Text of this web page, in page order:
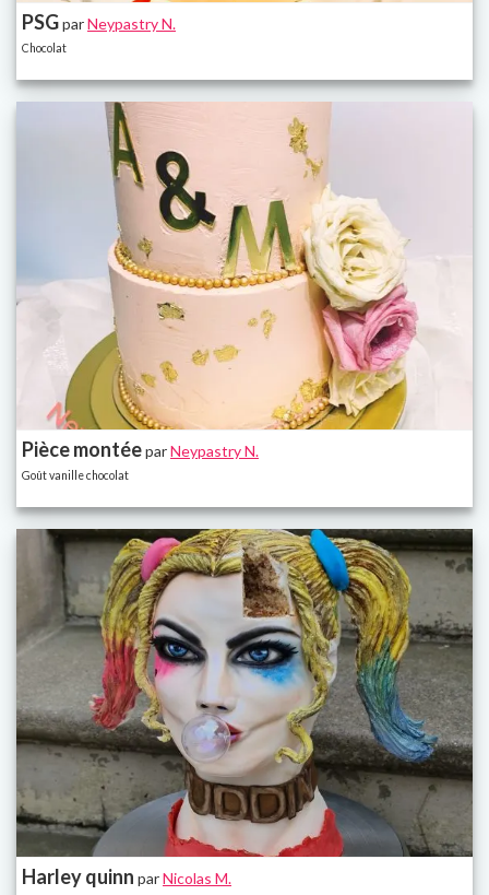
PSGparNeypastry N.
Chocolat
Pièce montéeparNeypastry N.
Goût vanille chocolat
Harley quinn parNicolas M.